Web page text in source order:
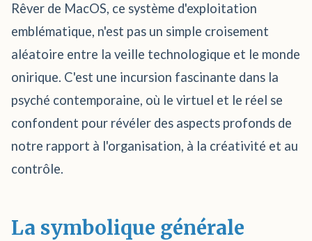
Rêver de MacOS, ce système d'exploitation
emblématique, n'est pas un simple croisement
aléatoire entre la veille technologique et le monde
onirique. C'est une incursion fascinante dans la
psyché contemporaine, où le virtuel et le réel se
confondent pour révéler des aspects profonds de
notre rapport à l'organisation, à la créativité et au
contrôle.
La symbolique générale